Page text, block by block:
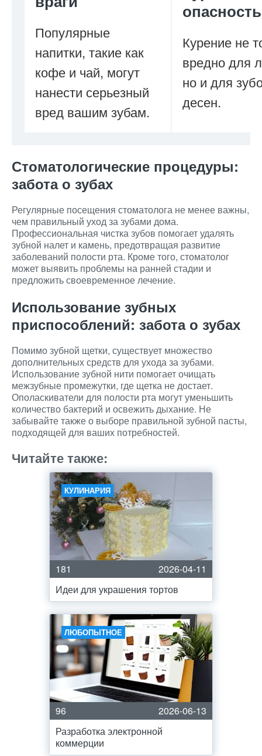
Популярные
напитки, такие как
кофе и чай, могут
нанести серьезный
вред вашим зубам.
Курение не
вредно для
но и для
десен.
Стоматологические процедуры:
забота о зубах
Регулярные посещения стоматолога не менее важны,
чем правильный уход за зубами дома.
Профессиональная чистка зубов помогает удалять
зубной налет и камень, предотвращая развитие
заболеваний полости рта. Кроме того, стоматолог
может выявить проблемы на ранней стадии и
предложить своевременное лечение.
Использование зубных
приспособлений: забота о зубах
Помимо зубной щетки, существует множество
дополнительных средств для ухода за зубами.
Использование зубной нити помогает очищать
межзубные промежутки, где щетка не достает.
Ополаскиватели для полости рта могут уменьшить
количество бактерий и освежить дыхание. Не
забывайте также о выборе правильной зубной пасты,
подходящей для ваших потребностей.
Читайте также:
КУЛИНАРИЯ
181
2026-04-11
Идеи для украшения тортов
ЛЮБОПЫТНОЕ
96
2026-06-13
Разработка электронной
коммерции